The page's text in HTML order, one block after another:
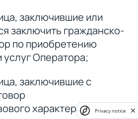
заключившие или
заключить гражданско-
по приобретению
услуг Оператора;
заключившие с
характера;
Privacy notice